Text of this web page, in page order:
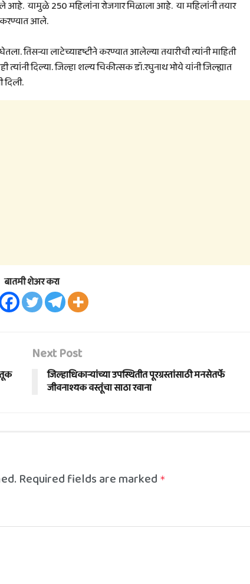
आहे. यामुळे 250 महिलांना रोजगार मिळाला आहे. या महिलांनी तयार
करण्यात आले.
तिसऱ्या लाटेच्यादृष्टीने करण्यात आलेल्या तयारीची त्यांनी माहिती
दिल्या. जिल्हा शल्य चिकीत्सक डॉ.रघुनाथ भोये यांनी जिल्ह्यात
दिली.
बातमी शेअर करा
Next Post
जिल्हाधिकार्‍यांच्या उपस्थितीत पूरग्रस्तांसाठी मनसेतर्फे
जीवनाश्यक वस्तूंचा साठा रवाना
Required fields are marked *